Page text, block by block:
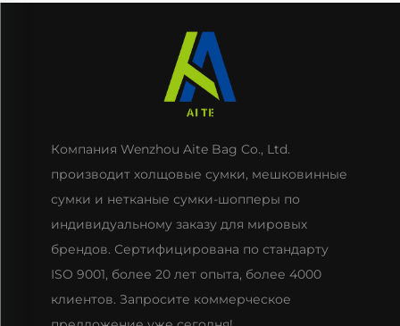
Компания Wenzhou Aite Bag Co., Ltd.
производит холщовые сумки, мешковинные
сумки и нетканые сумки-шопперы по
индивидуальному заказу для мировых
брендов. Сертифицирована по стандарту
ISO 9001, более 20 лет опыта, более 4000
клиентов. Запросите коммерческое